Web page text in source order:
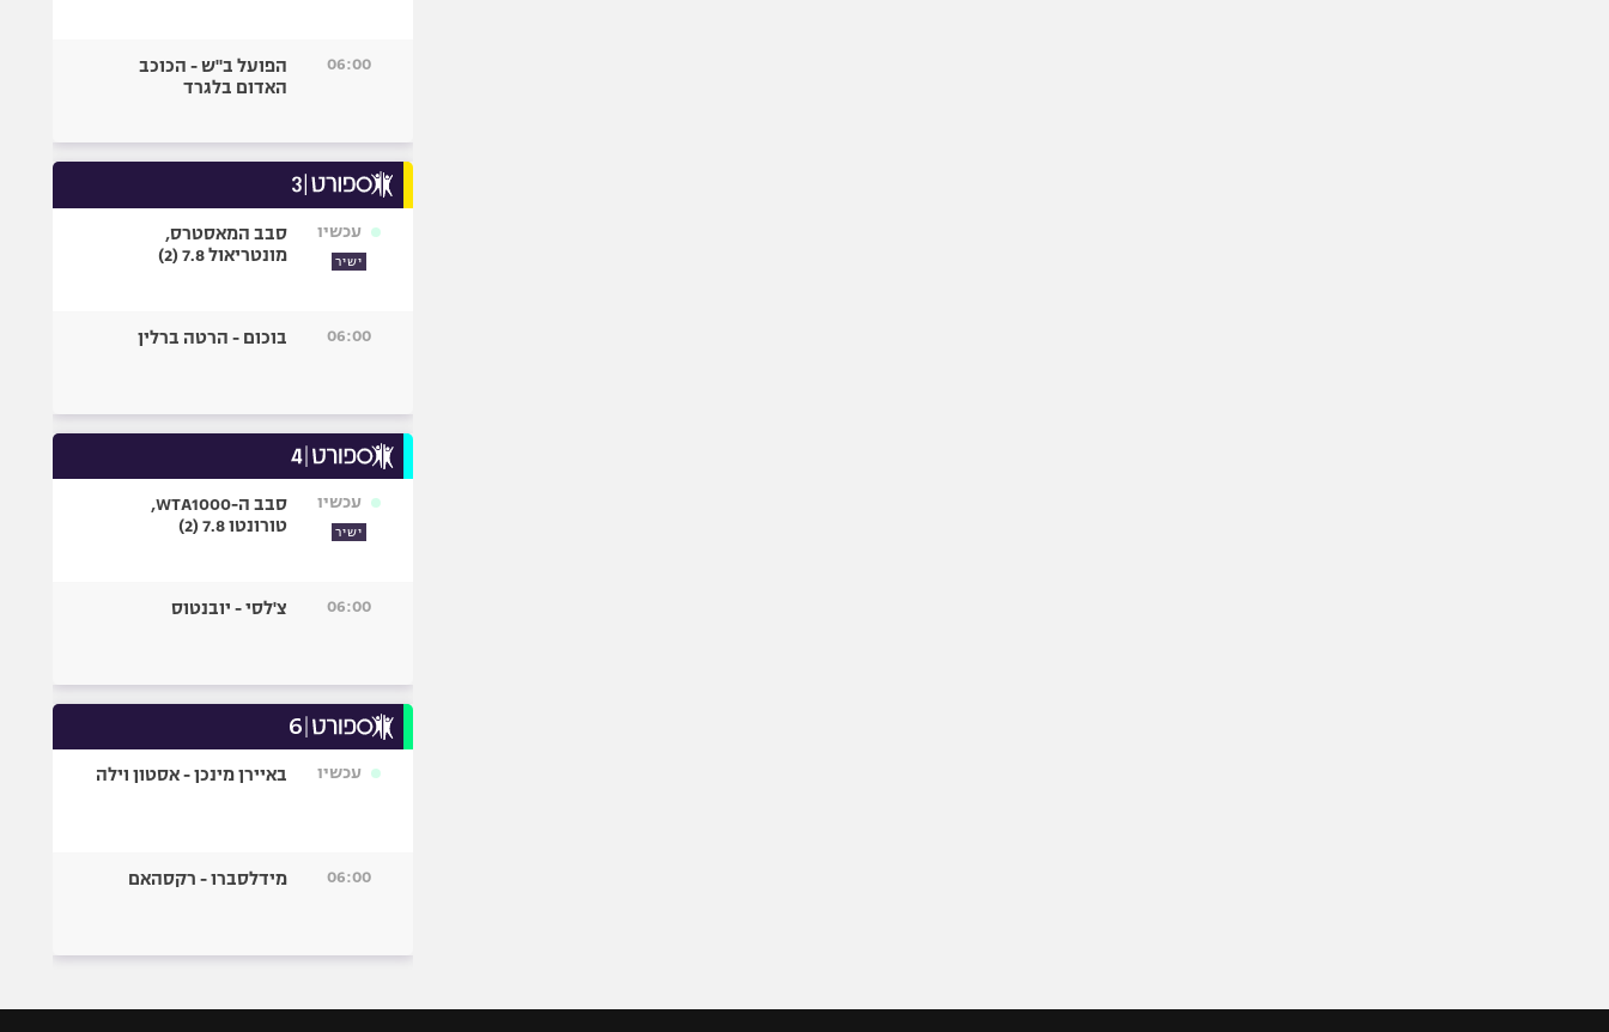
06:00
הפועל ב"ש - הכוכב
האדום בלגרד
עכשיו
ישיר
סבב המאסטרס,
מונטריאול 7.8 (2)
06:00 בוכום - הרטה ברלין
עכשיו
ישיר
סבב ה-WTA1000,
טורונטו 7.8 (2)
06:00 צ'לסי - יובנטוס
עכשיו באיירן מינכן - אסטון וילה
06:00 מידלסברו - רקסהאם